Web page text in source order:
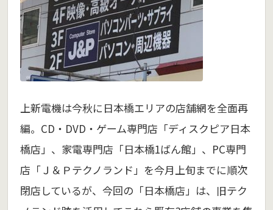
上新電機は今秋に日本橋エリアの店舗網を全面再
編。CD・DVD・ゲーム専門店「ディスクピア日本
橋店」、家電専門店「日本橋1ばん館」、PC専門
店「Ｊ＆Ｐテクノランド」を今月上旬までに順次
閉店しているが、今回の「日本橋店」は、旧テク